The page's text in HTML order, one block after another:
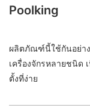
Poolking
ผลิตภัณฑ์นี้ใช้กันอย่า
เครื่องจักรหลายชนิด
ตั้งที่ง่าย